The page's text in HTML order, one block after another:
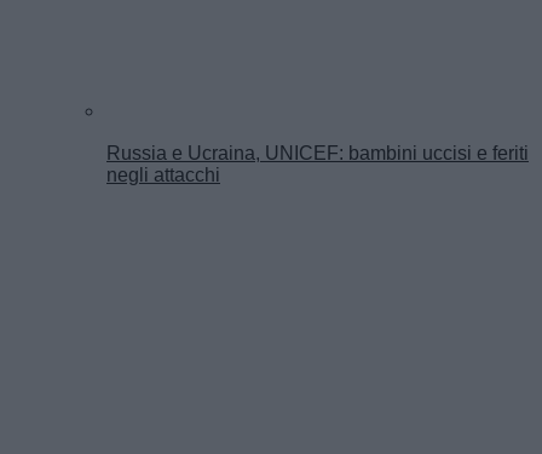
Russia e Ucraina, UNICEF: bambini uccisi e feriti
negli attacchi